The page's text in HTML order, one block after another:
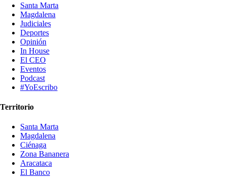
Santa Marta
Magdalena
Judiciales
Deportes
Opinión
In House
El CEO
Eventos
Podcast
#YoEscribo
Territorio
Santa Marta
Magdalena
Ciénaga
Zona Bananera
Aracataca
El Banco